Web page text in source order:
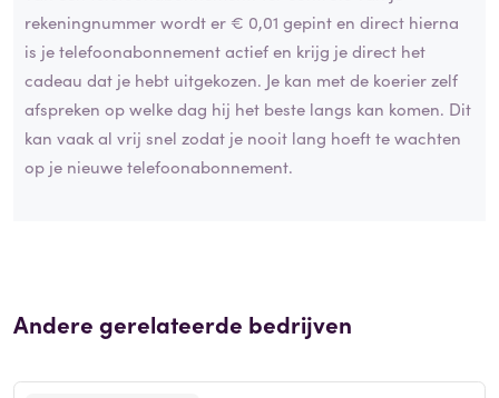
rekeningnummer wordt er € 0,01 gepint en direct hierna
is je telefoonabonnement actief en krijg je direct het
cadeau dat je hebt uitgekozen. Je kan met de koerier zelf
afspreken op welke dag hij het beste langs kan komen. Dit
kan vaak al vrij snel zodat je nooit lang hoeft te wachten
op je nieuwe telefoonabonnement.
Andere gerelateerde bedrijven